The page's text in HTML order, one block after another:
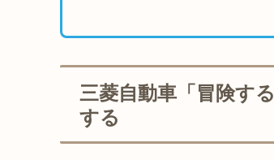
三菱自動車「冒険す
する